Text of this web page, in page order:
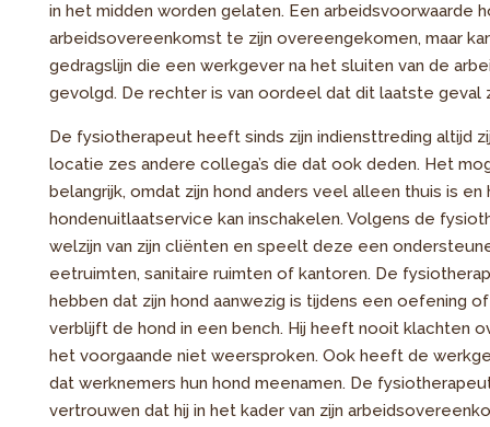
in het midden worden gelaten. Een arbeidsvoorwaarde
arbeidsovereenkomst te zijn overeengekomen, maar
gedragslijn die een werkgever na het sluiten van de
gevolgd. De rechter is van oordeel dat dit laatste geval
De fysiotherapeut heeft sinds zijn indiensttreding altijd
locatie zes andere collega’s die dat ook deden. Het
belangrijk, omdat zijn hond anders veel alleen thuis is
hondenuitlaatservice kan inschakelen. Volgens de
welzijn van zijn cliënten en speelt deze een
eetruimten, sanitaire ruimten of kantoren. De
hebben dat zijn hond aanwezig is tijdens een oefening
verblijft de hond in een bench. Hij heeft nooit klachten
het voorgaande niet weersproken. Ook heeft de
dat werknemers hun hond meenamen. De
vertrouwen dat hij in het kader van zijn